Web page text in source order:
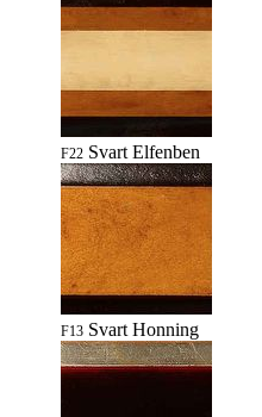
F22 Svart Elfenben
F13 Svart Honning